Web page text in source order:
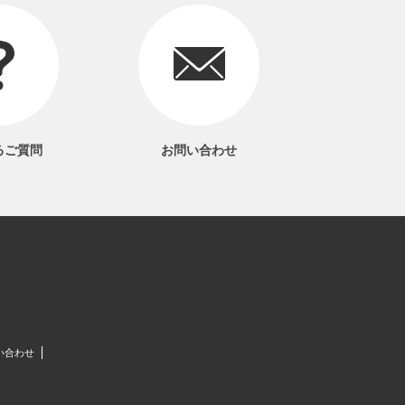
ご質問 お問い合わせ
合わせ